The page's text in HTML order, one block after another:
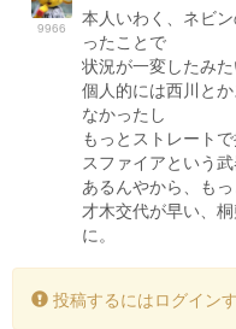
9966
本人いわく、ネビ
ったことで
状況が一変したみた
個人的には西川と
なかったし
もっとストレート
スファイアという
あるんやから、も
才木交代が早い、
に。
投稿するにはログイン